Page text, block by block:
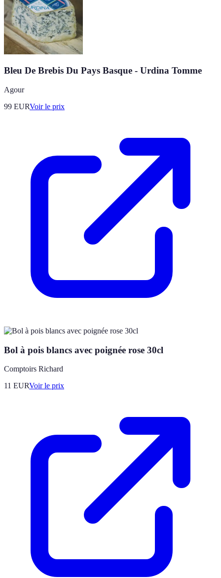
Bleu De Brebis Du Pays Basque - Urdina Tomme
Agour
99 EURVoir le prix
Bol à pois blancs avec poignée rose 30cl
Comptoirs Richard
11 EURVoir le prix